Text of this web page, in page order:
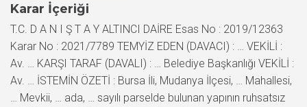
Karar İçeriği
T.C. D A N I Ş T A Y ALTINCI DAİRE Esas No : 2019/12363
Karar No : 2021/7789 TEMYİZ EDEN (DAVACI) : … VEKİLİ :
Av. … KARŞI TARAF (DAVALI) : … Belediye Başkanlığı VEKİLİ :
Av. … İSTEMİN ÖZETİ : Bursa İli, Mudanya İlçesi, … Mahallesi,
… Mevkii, … ada, … sayılı parselde bulunan yapının ruhsatsız